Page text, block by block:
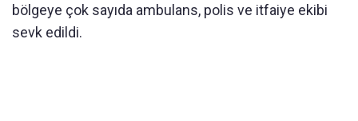
bölgeye çok sayıda ambulans, polis ve itfaiye ekibi
sevk edildi.